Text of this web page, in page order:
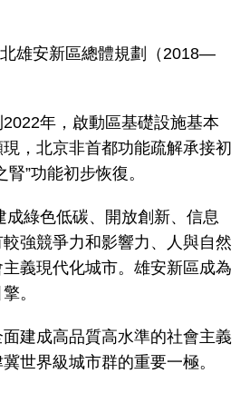
安新區總體規劃（2018—
年，啟動區基礎設施基本
，北京非首都功能疏解承接初
”功能初步恢復。
綠色低碳、開放創新、信息
強競爭力和影響力、人與自然
義現代化城市。雄安新區成為
。
成高品質高水準的社會主義
世界級城市群的重要一極。